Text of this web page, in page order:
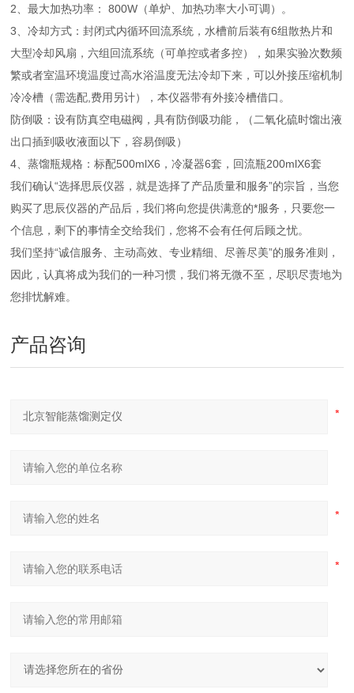
2、最大加热功率： 800W（单炉、加热功率大小可调）。
3、冷却方式：封闭式内循环回流系统，水槽前后装有6组散热片和
大型冷却风扇，六组回流系统（可单控或者多控），如果实验次数频
繁或者室温环境温度过高水浴温度无法冷却下来，可以外接压缩机制
冷冷槽（需选配,费用另计），本仪器带有外接冷槽借口。
防倒吸：设有防真空电磁阀，具有防倒吸功能，（二氧化硫时馏出液
出口插到吸收液面以下，容易倒吸）
4、蒸馏瓶规格：标配500mlX6，冷凝器6套，回流瓶200mlX6套
我们确认“选择思辰仪器，就是选择了产品质量和服务”的宗旨，当您
购买了思辰仪器的产品后，我们将向您提供满意的*服务，只要您一
个信息，剩下的事情全交给我们，您将不会有任何后顾之忧。
我们坚持“诚信服务、主动高效、专业精细、尽善尽美”的服务准则，
因此，认真将成为我们的一种习惯，我们将无微不至，尽职尽责地为
您排忧解难。
产品咨询